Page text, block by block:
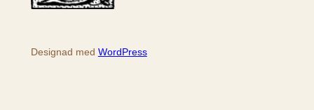
Designad med WordPress